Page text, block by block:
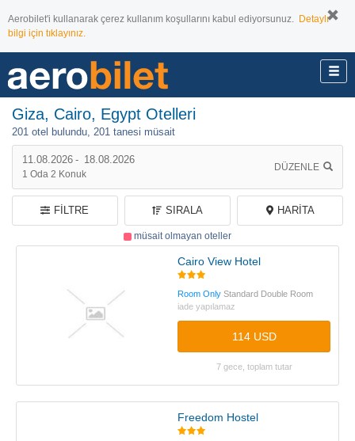
Aerobilet'i kullanarak çerez kullanım koşullarını kabul ediyorsunuz. Detaylı
bilgi için tıklayınız.
11.08.2026 - 18.08.2026
1 Oda 2 Konuk
DÜZENLE
Giza, Cairo, Egypt Otelleri
201 otel bulundu, 201 tanesi müsait
müsait olmayan oteller
FILTRE SIRALA HARITA
Cairo View Hotel
Room Only Standard Double Room
iade yapılamaz
114 USD
7 gece, toplam tutar
Freedom Hostel